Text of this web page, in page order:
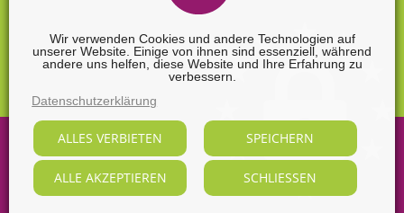
Wir verwenden Cookies und andere Technologien auf
unserer Website. Einige von ihnen sind essenziell, während
andere uns helfen, diese Website und Ihre Erfahrung zu
verbessern.
Datenschutzerklärung
ALLES VERBIETEN SPEICHERN
ALLE AKZEPTIEREN SCHLIESSEN
Widerrufsformular
2026Sabine Nendel Mediengestalterin.
Alle Rechte vorbehalten, soweit nicht ausdrücklich anders
gekennzeichnet.